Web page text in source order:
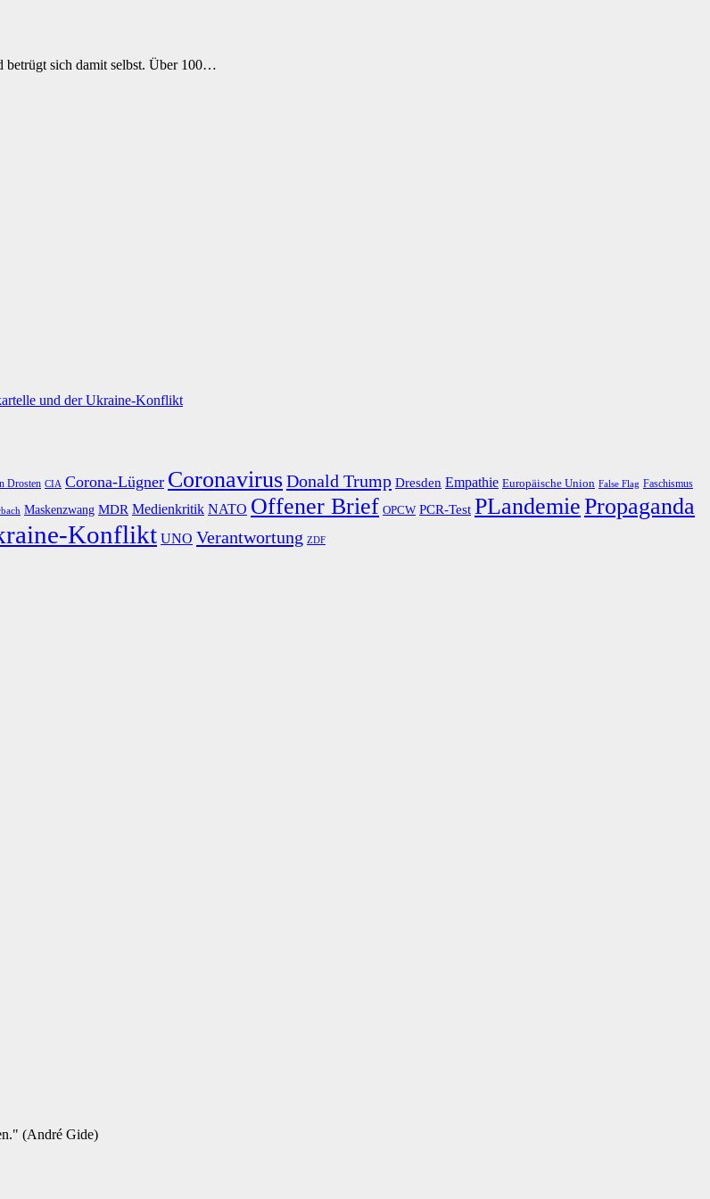
betrügt sich damit selbst. Über 100…
und der Ukraine-Konflikt
Drosten CIA Corona-Lügner CoronavirusDonald Trump Dresden Empathie Europäische Union False Flag Faschismus
Maskenzwang MDR Medienkritik NATO Offener Brief OPCW PCR-Test PLandemiePropaganda
Konflikt UNO Verantwortung ZDF
(André Gide)